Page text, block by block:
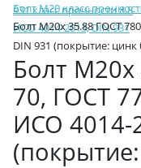
931 класс прочности 8.8
Болт М20 класс
ИСО 4014-2013, DIN 931
Болт М20х 35.88 ГОСТ
DIN 931 (покрытие:
Болт
70, ГОСТ
ИСО 4014-